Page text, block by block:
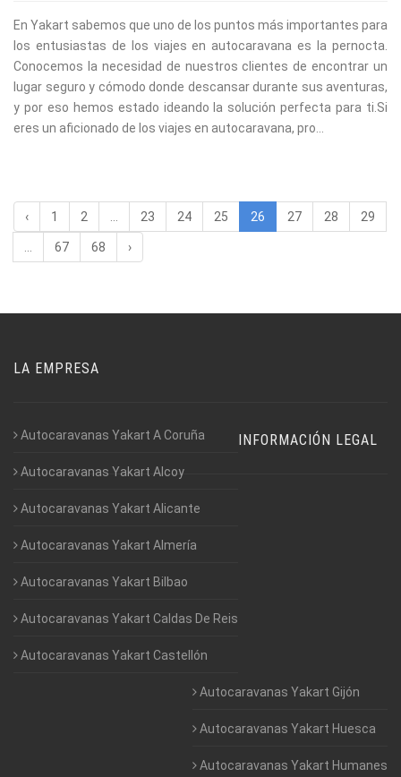
En Yakart sabemos que uno de los puntos más importantes para
los entusiastas de los viajes en autocaravana es la pernocta.
Conocemos la necesidad de nuestros clientes de encontrar un
lugar seguro y cómodo donde descansar durante sus aventuras,
y por eso hemos estado ideando la solución perfecta para ti.Si
eres un aficionado de los viajes en autocaravana, pro...
‹ 1 2 23 24 25 26 27 28 29
67 68 ›
LA EMPRESA
Autocaravanas Yakart A Coruña
Autocaravanas Yakart Alcoy
Autocaravanas Yakart Alicante
Autocaravanas Yakart Almería
Autocaravanas Yakart Bilbao
Autocaravanas Yakart Caldas De Reis
Autocaravanas Yakart Castellón
Autocaravanas Yakart Gijón
Autocaravanas Yakart Huesca
Autocaravanas Yakart Humanes
INFORMACIÓN LEGAL